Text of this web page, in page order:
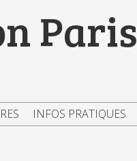
Paris
INFOS PRATIQUES